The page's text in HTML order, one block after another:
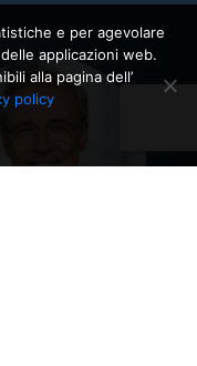
e per agevolare
applicazioni web.
alla pagina dell’
policy